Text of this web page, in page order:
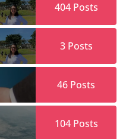
404Posts
3Posts
46 Posts
104Posts